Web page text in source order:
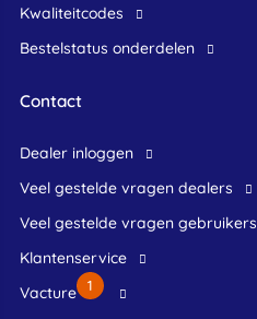
Kwaliteitcodes
Bestelstatus onderdelen
Contact
dealer inloggen
veel gestelde vragen dealers
veel gestelde vragen gebruikers
klantenservice
Vacture
1